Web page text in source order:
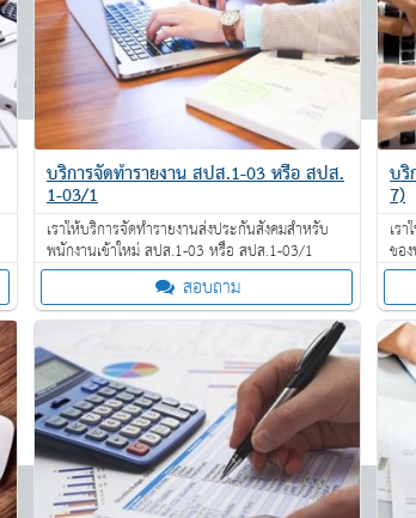
บริการจัดทำรายงาน สปส.1-03 หรือ สปส.
1-03/1
เราให้บริการจัดทำรายงานส่งประกันสังคมสำหรับ
พนักงานเข้าใหม่ สปส.1-03 หรือ สปส.1-03/1
สอบถาม
บริ
7)
เร
ขอ
บัญ